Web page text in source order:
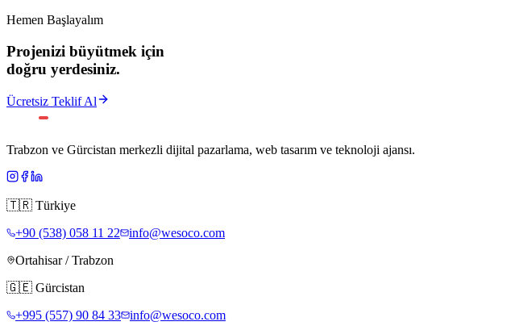
Hemen Başlayalım
Projenizi büyütmek için
doğru yerdesiniz.
Ücretsiz Teklif Al
Trabzon ve Gürcistan merkezli dijital pazarlama, web tasarım ve teknoloji ajansı.
🇹🇷 Türkiye
+90 (538) 058 11 22
info@wesoco.com
Ortahisar / Trabzon
🇬🇪 Gürcistan
+995 (557) 90 84 33
info@wesoco.com